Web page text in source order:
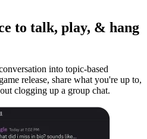
to talk, play, & hang
into topic-based
release, share what you're up to,
clogging up a group chat.